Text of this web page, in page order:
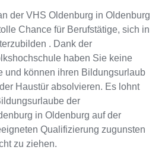
der VHS Oldenburg in Oldenburg
Chance für Berufstätige, sich in
. Dank der
haben Sie keine
und können ihren Bildungsurlaub
Haustür absolvieren. Es lohnt
der
in Oldenburg auf der
Qualifizierung zugunsten
zu ziehen.